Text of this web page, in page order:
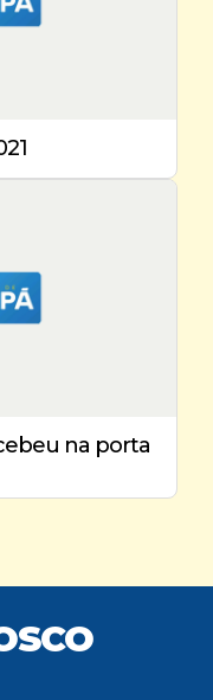
na porta